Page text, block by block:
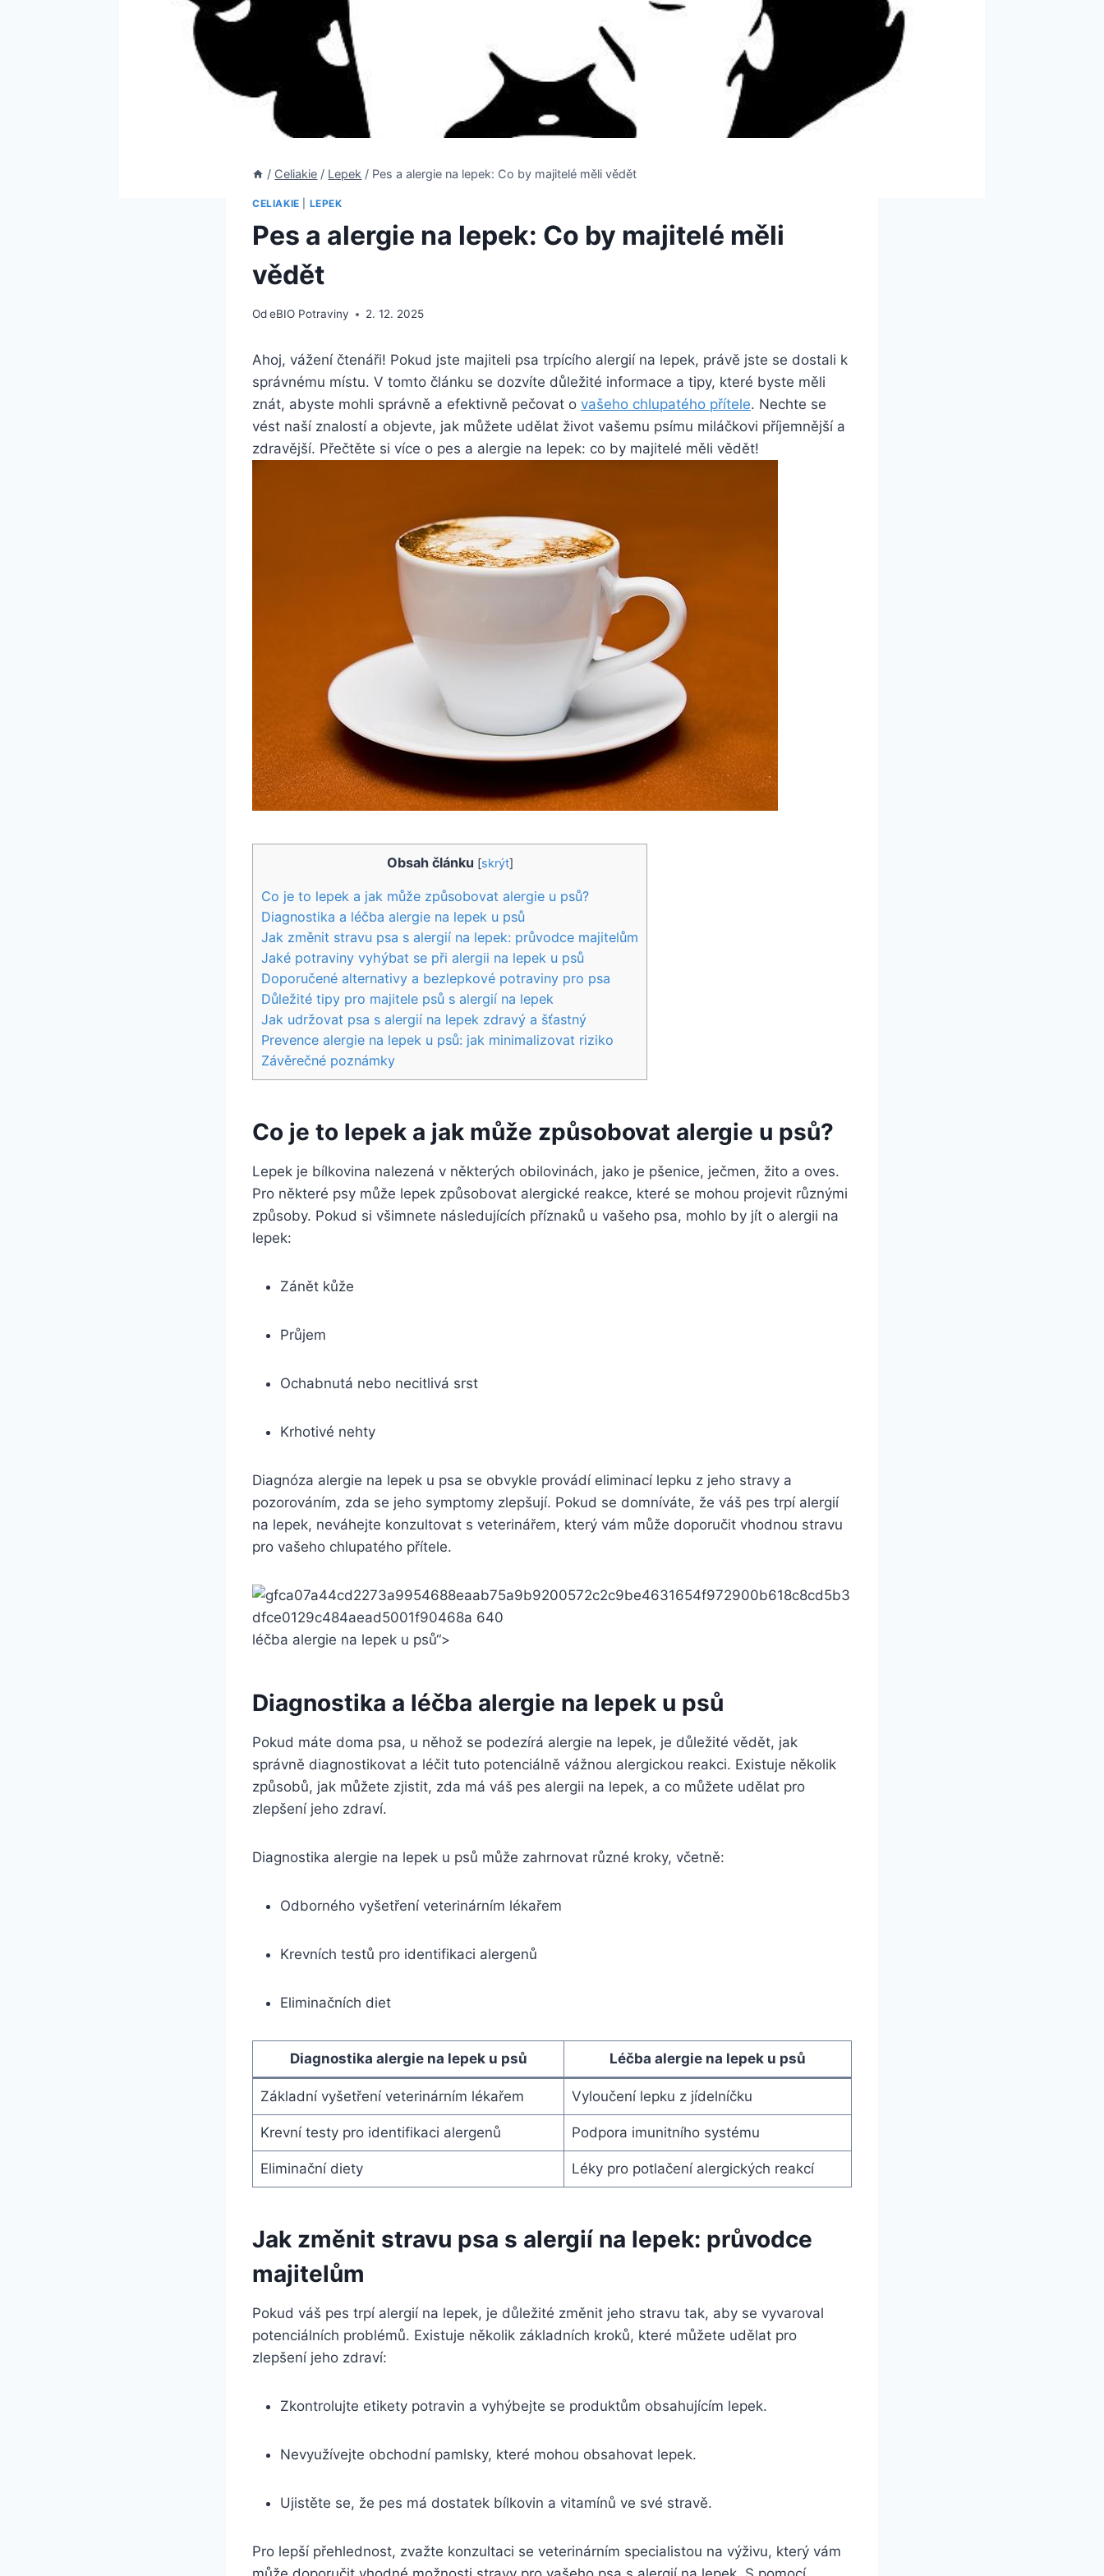
/ Celiakie / Lepek / Pes a alergie na lepek: Co by majitelé měli vědět
CELIAKIE LEPEK
Pes a alergie na lepek: Co by majitelé měli
vědět
OdeBIO Potraviny 2. 12. 2025
Ahoj, vážení čtenáři! Pokud jste majiteli psa trpícího alergií na lepek, právě jste se dostali k
správnému místu. V tomto článku se dozvíte důležité informace a tipy, které byste měli
znát, abyste mohli správně a efektivně pečovat o vašeho chlupatého přítele. Nechte se
vést naší znalostí a objevte, jak můžete udělat život vašemu psímu miláčkovi příjemnější a
zdravější. Přečtěte si více o pes a alergie na lepek: co by majitelé měli vědět!
Obsah článku [skrýt]
Co je to lepek a jak může způsobovat alergie u psů?
Diagnostika a léčba alergie na lepek u psů
Jak změnit stravu psa s alergií na lepek: průvodce majitelům
Jaké potraviny vyhýbat se při alergii na lepek u psů
Doporučené alternativy a bezlepkové potraviny pro psa
Důležité tipy pro majitele psů s alergií na lepek
Jak udržovat psa s alergií na lepek zdravý a šťastný
Prevence alergie na lepek u psů: jak minimalizovat riziko
Závěrečné poznámky
Co je to lepek a jak může způsobovat alergie u psů?
Lepek je bílkovina nalezená v některých obilovinách, jako je pšenice, ječmen, žito a oves.
Pro některé psy může lepek způsobovat alergické reakce, které se mohou projevit různými
způsoby. Pokud si všimnete následujících příznaků u vašeho psa, mohlo by jít o alergii na
lepek:
Zánět kůže
Průjem
Ochabnutá nebo necitlivá srst
Krhotivé nehty
Diagnóza alergie na lepek u psa se obvykle provádí eliminací lepku z jeho stravy a
pozorováním, zda se jeho symptomy zlepšují. Pokud se domníváte, že váš pes trpí alergií
na lepek, neváhejte konzultovat s veterinářem, který vám může doporučit vhodnou stravu
pro vašeho chlupatého přítele.
léčba alergie na lepek u psů“>
Diagnostika a léčba alergie na lepek u psů
Pokud máte doma psa, u něhož se podezírá alergie na lepek, je důležité vědět, jak
správně diagnostikovat a léčit tuto potenciálně vážnou alergickou reakci. Existuje několik
způsobů, jak můžete zjistit, zda má váš pes alergii na lepek, a co můžete udělat pro
zlepšení jeho zdraví.
Diagnostika alergie na lepek u psů může zahrnovat různé kroky, včetně:
Odborného vyšetření veterinárním lékařem
Krevních testů pro identifikaci alergenů
Eliminačních diet
Diagnostika alergie na lepek u psů Léčba alergie na lepek u psů
Základní vyšetření veterinárním lékařem Vyloučení lepku z jídelníčku
Krevní testy pro identifikaci alergenů Podpora imunitního systému
Eliminační diety Léky pro potlačení alergických reakcí
Jak změnit stravu psa s alergií na lepek: průvodce
majitelům
Pokud váš pes trpí alergií na lepek, je důležité změnit jeho stravu tak, aby se vyvaroval
potenciálních problémů. Existuje několik základních kroků, které můžete udělat pro
zlepšení jeho zdraví:
Zkontrolujte etikety potravin a vyhýbejte se produktům obsahujícím lepek.
Nevyužívejte obchodní pamlsky, které mohou obsahovat lepek.
Ujistěte se, že pes má dostatek bílkovin a vitamínů ve své stravě.
Pro lepší přehlednost, zvažte konzultaci se veterinárním specialistou na výživu, který vám